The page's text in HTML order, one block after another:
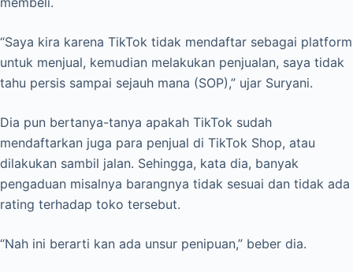
“Saya kira karena TikTok tidak mendaftar sebagai platform
untuk menjual, kemudian melakukan penjualan, saya tidak
tahu persis sampai sejauh mana (SOP),” ujar Suryani.
Dia pun bertanya-tanya apakah TikTok sudah
mendaftarkan juga para penjual di TikTok Shop, atau
dilakukan sambil jalan. Sehingga, kata dia, banyak
pengaduan misalnya barangnya tidak sesuai dan tidak ada
rating terhadap toko tersebut.
“Nah ini berarti kan ada unsur penipuan,” beber dia.